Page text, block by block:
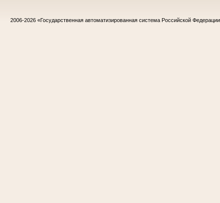
2006-2026 «Государственная автоматизированная система Российской